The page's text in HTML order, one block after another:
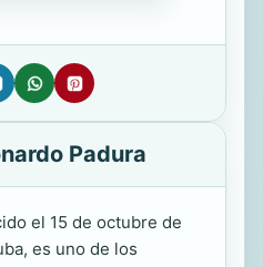
Padura
el 15 de octubre de
es uno de los